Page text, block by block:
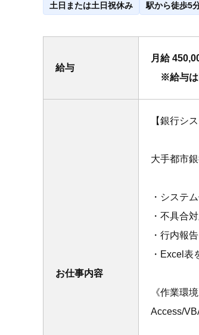
土日または土日祝休み 駅から徒歩5
給与
月給
※給与は
お仕事内容
【銀行シ
大手都市
・システ
・不具合
・行内報
・Excel表
《作業環境
Access/